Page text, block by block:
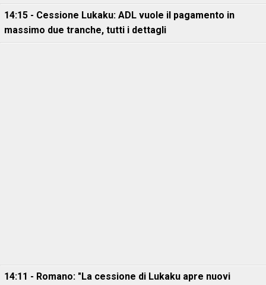
14:15 - Cessione Lukaku: ADL vuole il pagamento in
massimo due tranche, tutti i dettagli
14:11 - Romano: "La cessione di Lukaku apre nuovi